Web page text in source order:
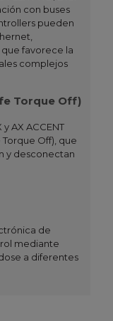
con buses
pueden
que favorece la
complejos
Torque Off)
y AX ACCENT
Off), que
y desconectan
de
mediante
a diferentes